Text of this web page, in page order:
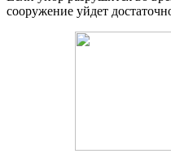
сооружение уйдет